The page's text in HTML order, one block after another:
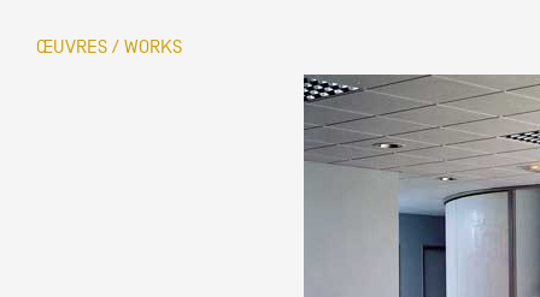
Mission
Équipe
Partenaires
ŒUVRES / WORKS